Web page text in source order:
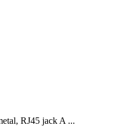
RJ45 jack A ...